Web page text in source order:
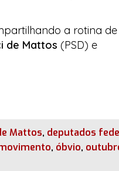
a rotina de
de Mattos (PSD) e
Mattos, deputados
, óbvio,